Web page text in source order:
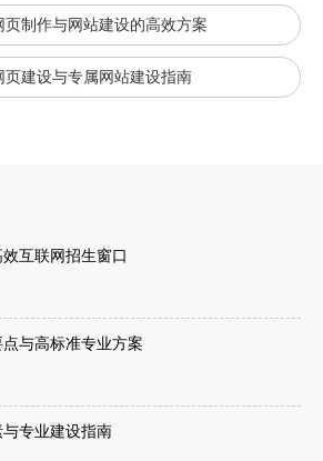
页制作与网站建设的高效方案
页建设与专属网站建设指南
互联网招生窗口
与高标准专业方案
专业建设指南